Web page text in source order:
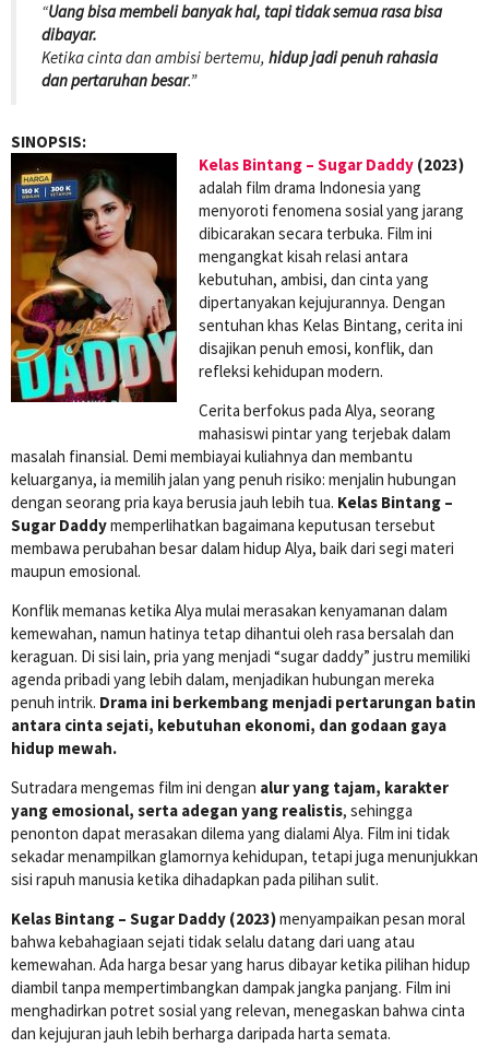
“Uang bisa membeli banyak hal, tapi tidak semua rasa bisa
dibayar.
Ketika cinta dan ambisi bertemu, hidup jadi penuh rahasia
dan pertaruhan besar.”
SINOPSIS:
Kelas Bintang – Sugar Daddy (2023)
adalah film drama Indonesia yang
menyoroti fenomena sosial yang jarang
dibicarakan secara terbuka. Film ini
mengangkat kisah relasi antara
kebutuhan, ambisi, dan cinta yang
dipertanyakan kejujurannya. Dengan
sentuhan khas Kelas Bintang, cerita ini
disajikan penuh emosi, konflik, dan
refleksi kehidupan modern.
Cerita berfokus pada Alya, seorang
mahasiswi pintar yang terjebak dalam
masalah finansial. Demi membiayai kuliahnya dan membantu
keluarganya, ia memilih jalan yang penuh risiko: menjalin hubungan
dengan seorang pria kaya berusia jauh lebih tua. Kelas Bintang –
Sugar Daddymemperlihatkan bagaimana keputusan tersebut
membawa perubahan besar dalam hidup Alya, baik dari segi materi
maupun emosional.
Konflik memanas ketika Alya mulai merasakan kenyamanan dalam
kemewahan, namun hatinya tetap dihantui oleh rasa bersalah dan
keraguan. Di sisi lain, pria yang menjadi “sugar daddy” justru memiliki
agenda pribadi yang lebih dalam, menjadikan hubungan mereka
penuh intrik. Drama ini berkembang menjadi pertarungan batin
antara cinta sejati, kebutuhan ekonomi, dan godaan gaya
hidup mewah.
Sutradara mengemas film ini dengan alur yang tajam, karakter
yang emosional, serta adegan yang realistis, sehingga
penonton dapat merasakan dilema yang dialami Alya. Film ini tidak
sekadar menampilkan glamornya kehidupan, tetapi juga menunjukkan
sisi rapuh manusia ketika dihadapkan pada pilihan sulit.
Kelas Bintang – Sugar Daddy (2023)menyampaikan pesan moral
bahwa kebahagiaan sejati tidak selalu datang dari uang atau
kemewahan. Ada harga besar yang harus dibayar ketika pilihan hidup
diambil tanpa mempertimbangkan dampak jangka panjang. Film ini
menghadirkan potret sosial yang relevan, menegaskan bahwa cinta
dan kejujuran jauh lebih berharga daripada harta semata.